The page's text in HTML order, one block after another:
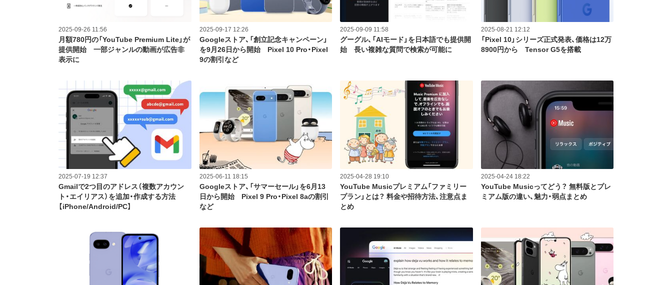
2025-09-26 11:56
月額780円の「YouTube Premium Lite」が
提供開始 一部ジャンルの動画が広告非
表示に
2025-09-17 12:26
Googleストア、「創立記念キャンペーン」
を9月26日から開始 Pixel 10 Pro・Pixel
9の割引など
2025-09-09 11:58
グーグル、「AIモード」を日本語でも提供開
始 長い複雑な質問で検索が可能に
2025-08-21 12:12
「Pixel 10」シリーズ正式発表、価格は12万
8900円から Tensor G5を搭載
2025-07-19 12:37
Gmailで2つ目のアドレス（複数アカウン
ト・エイリアス）を追加・作成する方法
【iPhone/Android/PC】
2025-06-11 18:15
Googleストア、「サマーセール」を6月13
日から開始 Pixel 9 Pro・Pixel 8aの割引
など
2025-04-28 19:10
YouTube Musicプレミアム「ファミリー
プラン」とは？ 料金や招待方法、注意点ま
とめ
2025-04-24 18:22
YouTube Musicってどう？ 無料版とプレ
ミアム版の違い、魅力・弱点まとめ